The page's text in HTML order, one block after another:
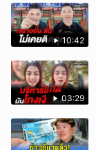
10:42
03:29